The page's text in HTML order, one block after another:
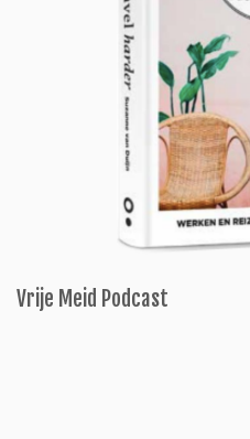
Vrije Meid Podcast